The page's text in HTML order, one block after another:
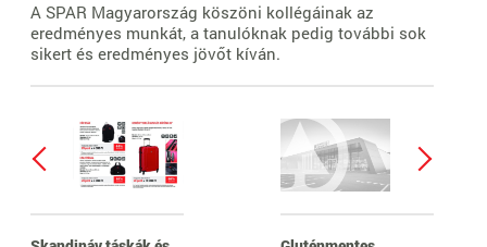
A SPAR Magyarország köszöni kollégáinak az
eredményes munkát, a tanulóknak pedig további sok
sikert és eredményes jövőt kíván.